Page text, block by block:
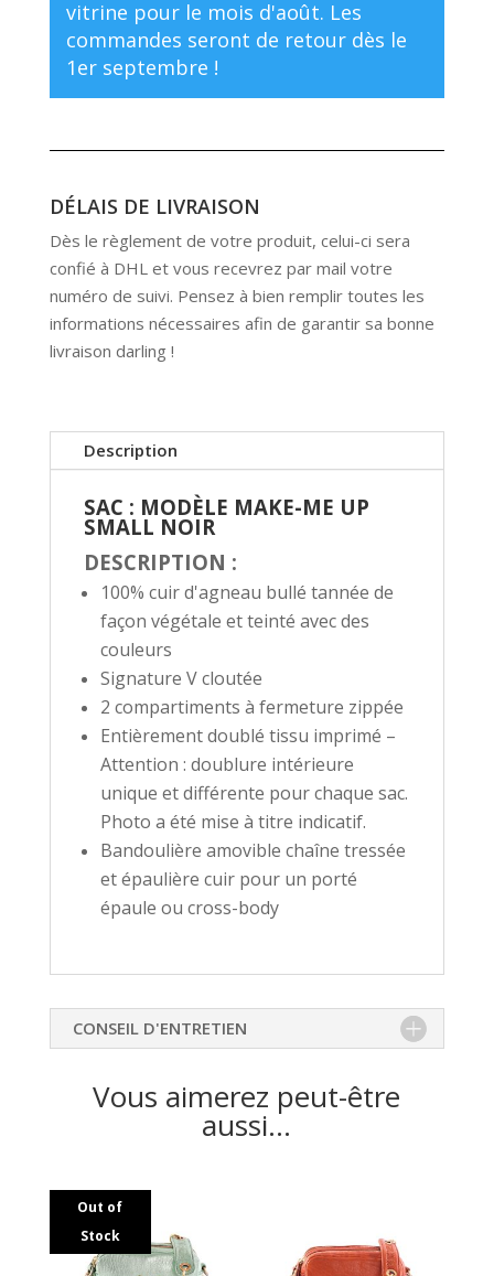
vitrine pour le mois d'août. Les
commandes seront de retour dès le
1er septembre !
DÉLAIS DE LIVRAISON
Dès le règlement de votre produit, celui-ci sera
confié à DHL et vous recevrez par mail votre
numéro de suivi. Pensez à bien remplir toutes les
informations nécessaires afin de garantir sa bonne
livraison darling !
Description
SAC : MODÈLE MAKE-ME UP
SMALL NOIR
DESCRIPTION :
100% cuir d'agneau bullé tannée de
façon végétale et teinté avec des
couleurs
Signature V cloutée
2 compartiments à fermeture zippée
Entièrement doublé tissu imprimé –
Attention : doublure intérieure
unique et différente pour chaque sac.
Photo a été mise à titre indicatif.
Bandoulière amovible chaîne tressée
et épaulière cuir pour un porté
épaule ou cross-body
CONSEIL D'ENTRETIEN
Vous aimerez peut-être
aussi…
Out of
Stock